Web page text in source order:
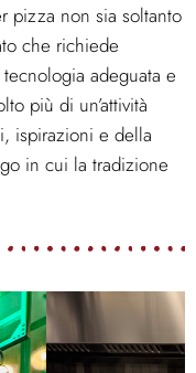
pizza non sia soltanto
che richiede
adeguata e
più di un’attività
ispirazioni e della
in cui la tradizione